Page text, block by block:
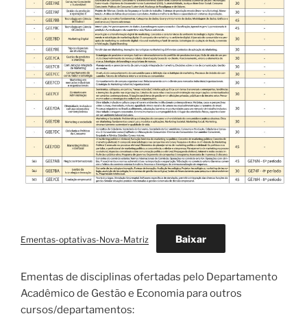
Ementas-optativas-Nova-Matriz Baixar
Ementas de disciplinas ofertadas pelo Departamento
Acadêmico de Gestão e Economia para outros
cursos/departamentos: